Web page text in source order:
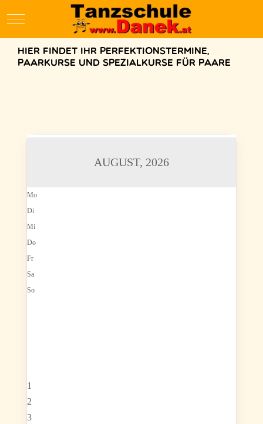
Mobile Menu Toggle
Hier findet Ihr Perfektionstermine,
Paarkurse und Spezialkurse für Paare
AUGUST, 2026
Mo
Di
Mi
Do
Fr
Sa
So
1
2
3